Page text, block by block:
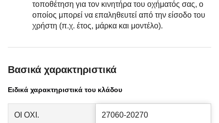
τοποθέτηση για τον κινητήρα του οχήματός σας, ο
οποίος μπορεί να επαληθευτεί από την είσοδο του
χρήστη (π.χ. έτος, μάρκα και μοντέλο).
Βασικά χαρακτηριστικά
Ειδικά χαρακτηριστικά του κλάδου
ΟΙ ΟΧΙ. 27060-20270